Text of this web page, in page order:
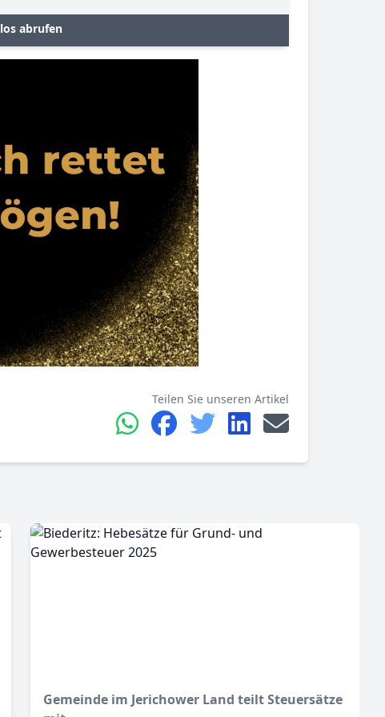
abrufen
Teilen Sie unseren Artikel
Gemeinde im Jerichower Land teilt Steuersätze